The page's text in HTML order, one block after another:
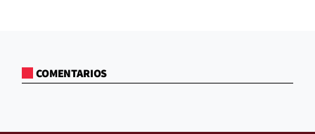
COMENTARIOS